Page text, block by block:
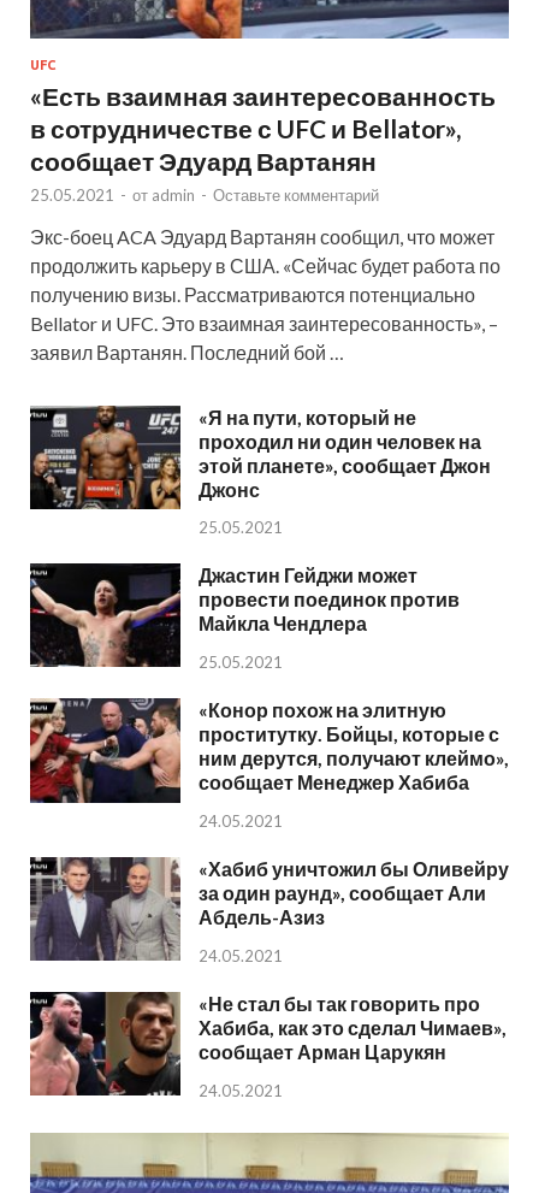
UFC
«Есть взаимная заинтересованность
в сотрудничестве с UFC и Bellator»,
сообщает Эдуард Вартанян
25.05.2021 - от admin - Оставьте комментарий
Экс-боец ACA Эдуард Вартанян сообщил, что может
продолжить карьеру в США. «Сейчас будет работа по
получению визы. Рассматриваются потенциально
Bellator и UFC. Это взаимная заинтересованность», –
заявил Вартанян. Последний бой …
«Я на пути, который не
проходил ни один человек на
этой планете», сообщает Джон
Джонс
25.05.2021
Джастин Гейджи может
провести поединок против
Майкла Чендлера
25.05.2021
«Конор похож на элитную
проститутку. Бойцы, которые с
ним дерутся, получают клеймо»,
сообщает Менеджер Хабиба
24.05.2021
«Хабиб уничтожил бы Оливейру
за один раунд», сообщает Али
Абдель-Азиз
24.05.2021
«Не стал бы так говорить про
Хабиба, как это сделал Чимаев»,
сообщает Арман Царукян
24.05.2021